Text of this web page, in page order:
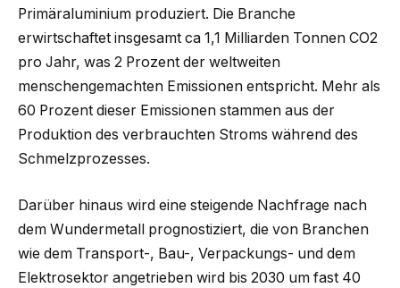
Primäraluminium produziert. Die Branche
erwirtschaftet insgesamt ca 1,1 Milliarden Tonnen CO2
pro Jahr, was 2 Prozent der weltweiten
menschengemachten Emissionen entspricht. Mehr als
60 Prozent dieser Emissionen stammen aus der
Produktion des verbrauchten Stroms während des
Schmelzprozesses.
Darüber hinaus wird eine steigende Nachfrage nach
dem Wundermetall prognostiziert, die von Branchen
wie dem Transport-, Bau-, Verpackungs- und dem
Elektrosektor angetrieben wird bis 2030 um fast 40